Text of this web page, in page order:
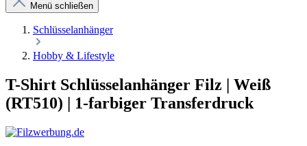
Menü schließen
Schlüsselanhänger
Hobby & Lifestyle
T-Shirt Schlüsselanhänger Filz | Weiß
(RT510) | 1-farbiger Transferdruck